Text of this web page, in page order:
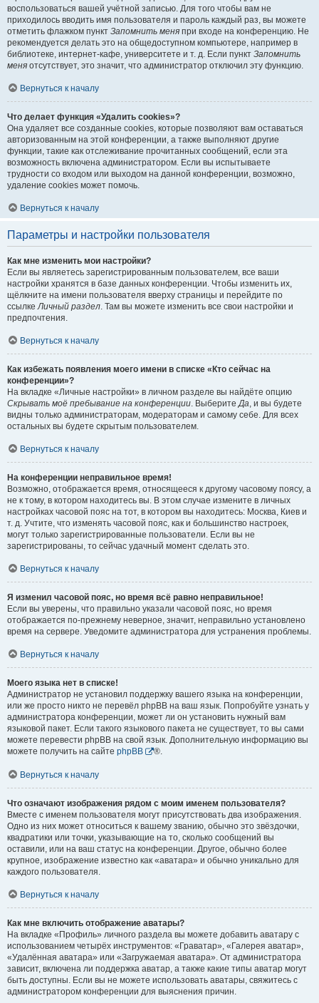
воспользоваться вашей учётной записью. Для того чтобы вам не
приходилось вводить имя пользователя и пароль каждый раз, вы можете
отметить флажком пункт Запомнить меня при входе на конференцию. Не
рекомендуется делать это на общедоступном компьютере, например в
библиотеке, интернет-кафе, университете и т. д. Если пункт Запомнить
меня отсутствует, это значит, что администратор отключил эту функцию.
Вернуться к началу
Что делает функция «Удалить cookies»?
Она удаляет все созданные cookies, которые позволяют вам оставаться
авторизованным на этой конференции, а также выполняют другие
функции, такие как отслеживание прочитанных сообщений, если эта
возможность включена администратором. Если вы испытываете
трудности со входом или выходом на данной конференции, возможно,
удаление cookies может помочь.
Вернуться к началу
Параметры и настройки пользователя
Как мне изменить мои настройки?
Если вы являетесь зарегистрированным пользователем, все ваши
настройки хранятся в базе данных конференции. Чтобы изменить их,
щёлкните на имени пользователя вверху страницы и перейдите по
ссылкеЛичный раздел. Там вы можете изменить все свои настройки и
предпочтения.
Вернуться к началу
Как избежать появления моего имени в списке «Кто сейчас на
конференции»?
На вкладке «Личные настройки» в личном разделе вы найдёте опцию
Скрывать моё пребывание на конференции. ВыберитеДа, и вы будете
видны только администраторам, модераторам и самому себе. Для всех
остальных вы будете скрытым пользователем.
Вернуться к началу
На конференции неправильное время!
Возможно, отображается время, относящееся к другому часовому поясу, а
не к тому, в котором находитесь вы. В этом случае измените в личных
настройках часовой пояс на тот, в котором вы находитесь: Москва, Киев и
т. д. Учтите, что изменять часовой пояс, как и большинство настроек,
могут только зарегистрированные пользователи. Если вы не
зарегистрированы, то сейчас удачный момент сделать это.
Вернуться к началу
Я изменил часовой пояс, но время всё равно неправильное!
Если вы уверены, что правильно указали часовой пояс, но время
отображается по-прежнему неверное, значит, неправильно установлено
время на сервере. Уведомите администратора для устранения проблемы.
Вернуться к началу
Моего языка нет в списке!
Администратор не установил поддержку вашего языка на конференции,
или же просто никто не перевёл phpBB на ваш язык. Попробуйте узнать у
администратора конференции, может ли он установить нужный вам
языковой пакет. Если такого языкового пакета не существует, то вы сами
можете перевести phpBB на свой язык. Дополнительную информацию вы
можете получить на сайте phpBB ®.
Вернуться к началу
Что означают изображения рядом с моим именем пользователя?
Вместе с именем пользователя могут присутствовать два изображения.
Одно из них может относиться к вашему званию, обычно это звёздочки,
квадратики или точки, указывающие на то, сколько сообщений вы
оставили, или на ваш статус на конференции. Другое, обычно более
крупное, изображение известно как «аватара» и обычно уникально для
каждого пользователя.
Вернуться к началу
Как мне включить отображение аватары?
На вкладке «Профиль» личного раздела вы можете добавить аватару с
использованием четырёх инструментов: «Граватар», «Галерея аватар»,
«Удалённая аватара» или «Загружаемая аватара». От администратора
зависит, включена ли поддержка аватар, а также какие типы аватар могут
быть доступны. Если вы не можете использовать аватары, свяжитесь с
администратором конференции для выяснения причин.